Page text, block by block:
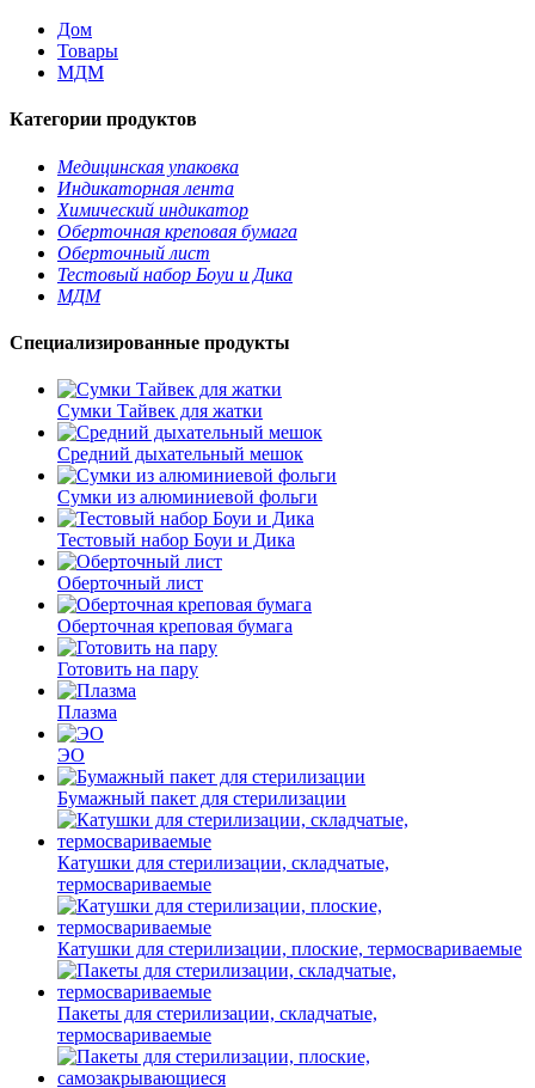
Дом
Товары
МДМ
Категории продуктов
Медицинская упаковка
Индикаторная лента
Химический индикатор
Оберточная креповая бумага
Оберточный лист
Тестовый набор Боуи и Дика
МДМ
Специализированные продукты
Сумки Тайвек для жатки
Средний дыхательный мешок
Сумки из алюминиевой фольги
Тестовый набор Боуи и Дика
Оберточный лист
Оберточная креповая бумага
Готовить на пару
Плазма
ЭО
Бумажный пакет для стерилизации
Катушки для стерилизации, складчатые,
термосвариваемые
Катушки для стерилизации, плоские, термосвариваемые
Пакеты для стерилизации, складчатые,
термосвариваемые